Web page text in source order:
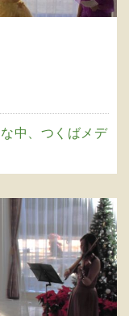
中、つくばメデ